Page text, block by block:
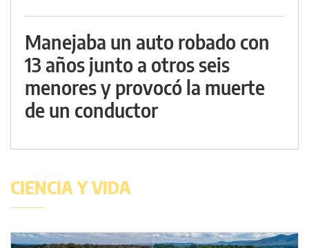
Manejaba un auto robado con
13 años junto a otros seis
menores y provocó la muerte
de un conductor
CIENCIA Y VIDA